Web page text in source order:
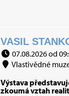
VASIL
07.08.2026 od
Vlastivědné
Výstava
zkoumá vztah